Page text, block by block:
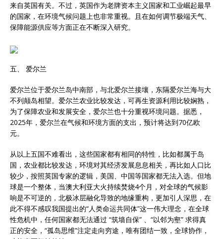
来自英国有关。不过，英国作为老牌资本主义国家和工业崛起最早
的国家，在环境气候问题上也非常重视。且在如何调节极端天气、
保障能源供应等方面正在不断深入研究。
五、 爱尔兰
爱尔兰位于爱尔兰岛中南部，与北爱尔兰接壤，东隔爱尔兰海与大
不列颠岛相望。爱尔兰农业比较发达，可再生资源利用比较娴熟，
为了保障农业和发展安全，爱尔兰也十分重视环境问题。据悉，
2025年，爱尔兰在气候和环境方面的支出，预计将达到70亿欧
元。
从以上五国不难看出，这些国家都有相同的特性，比如都属于岛
国，农业都比较发达，环境对其经济发展息息相关，再比如人口比
较少，按照英国专家的逻辑，美国、中国等国家都无法入选。但地
球是一个整体，当澳大利亚大火持续焚烧4个月，对全球的气候影
响是不可逆的，北极冰层融化导致的地缘重构，更加引人深思，在
此不得不感叹我国提出的“人类命运共同体”这一伟大理念，在全球
性危机中，任何国家都无法通过 “筑墙自保” 、“以邻为壑” 求得真
正的安全，“孤岛思维”注定走向穷途，唯有团结一致，全球协作，